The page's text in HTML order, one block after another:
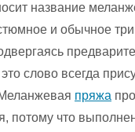
название
и обычное
слово всегда
пряжа
потому что